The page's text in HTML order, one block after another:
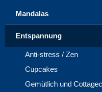
Mandalas
Entspannung
Anti-stress / Zen
Cupcakes
Gemütlich und